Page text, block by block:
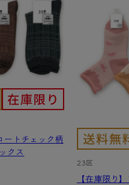
ートチェック柄
クス
23区
【在庫限り